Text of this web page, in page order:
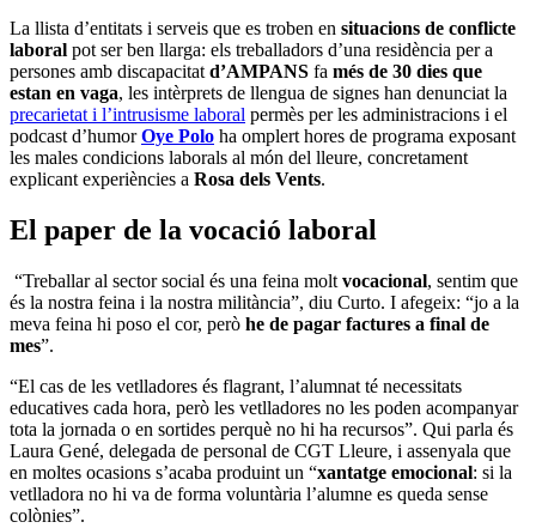
La llista d’entitats i serveis que es troben en situacions de conflicte
laboral pot ser ben llarga: els treballadors d’una residència per a
persones amb discapacitat d’AMPANS fa més de 30 dies que
estan en vaga, les intèrprets de llengua de signes han denunciat la
precarietat i l’intrusisme laboral permès per les administracions i el
podcast d’humorOye Polo ha omplert hores de programa exposant
les males condicions laborals al món del lleure, concretament
explicant experiències a Rosa dels Vents.
El paper de la vocació laboral
“Treballar al sector social és una feina molt vocacional, sentim que
és la nostra feina i la nostra militància”, diu Curto. I afegeix: “jo a la
meva feina hi poso el cor, però he de pagar factures a final de
mes”.
“El cas de les vetlladores és flagrant, l’alumnat té necessitats
educatives cada hora, però les vetlladores no les poden acompanyar
tota la jornada o en sortides perquè no hi ha recursos”. Qui parla és
Laura Gené, delegada de personal de CGT Lleure, i assenyala que
en moltes ocasions s’acaba produint un “xantatge emocional: si la
vetlladora no hi va de forma voluntària l’alumne es queda sense
colònies”.